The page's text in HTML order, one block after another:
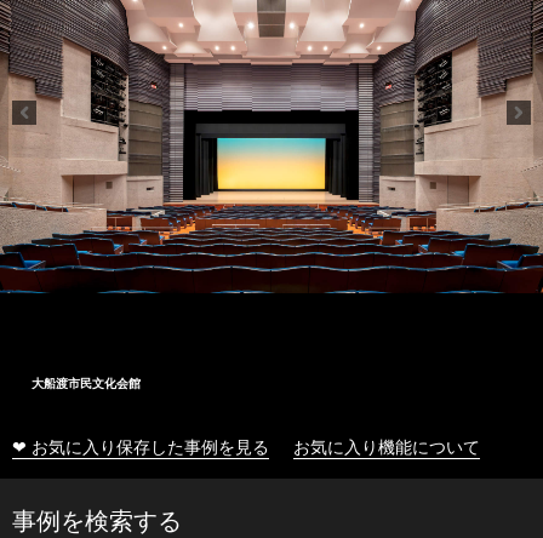
大船渡市民文化会館
❤ お気に入り保存した事例を見る お気に入り機能について
事例を検索する